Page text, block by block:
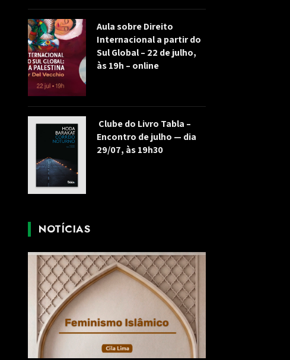
Aula sobre Direito
Internacional a partir do
Sul Global – 22 de julho,
às 19h – online
Clube do Livro Tabla –
Encontro de julho — dia
29/07, às 19h30
NOTÍCIAS